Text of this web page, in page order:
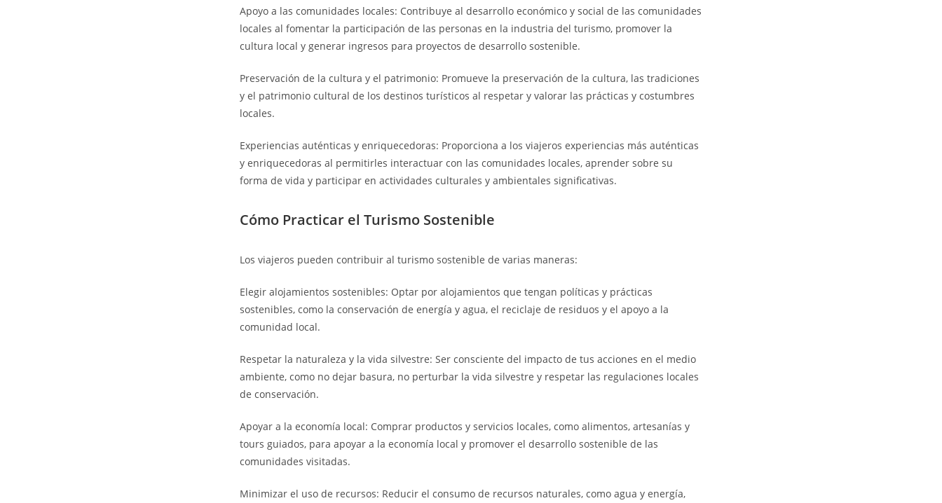
Apoyo a las comunidades locales: Contribuye al desarrollo económico y social de las comunidades
locales al fomentar la participación de las personas en la industria del turismo, promover la
cultura local y generar ingresos para proyectos de desarrollo sostenible.
Preservación de la cultura y el patrimonio: Promueve la preservación de la cultura, las tradiciones
y el patrimonio cultural de los destinos turísticos al respetar y valorar las prácticas y costumbres
locales.
Experiencias auténticas y enriquecedoras: Proporciona a los viajeros experiencias más auténticas
y enriquecedoras al permitirles interactuar con las comunidades locales, aprender sobre su
forma de vida y participar en actividades culturales y ambientales significativas.
Cómo Practicar el Turismo Sostenible
Los viajeros pueden contribuir al turismo sostenible de varias maneras:
Elegir alojamientos sostenibles: Optar por alojamientos que tengan políticas y prácticas
sostenibles, como la conservación de energía y agua, el reciclaje de residuos y el apoyo a la
comunidad local.
Respetar la naturaleza y la vida silvestre: Ser consciente del impacto de tus acciones en el medio
ambiente, como no dejar basura, no perturbar la vida silvestre y respetar las regulaciones locales
de conservación.
Apoyar a la economía local: Comprar productos y servicios locales, como alimentos, artesanías y
tours guiados, para apoyar a la economía local y promover el desarrollo sostenible de las
comunidades visitadas.
Minimizar el uso de recursos: Reducir el consumo de recursos naturales, como agua y energía,